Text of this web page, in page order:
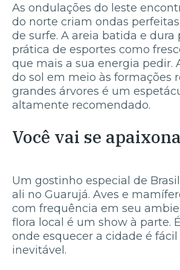
As ondulações do leste
do norte criam ondas
de surfe. A areia batida e dura
prática de esportes como
que mais a sua energia pedir.
do sol em meio às formações
grandes árvores é um
altamente recomendado.
Você vai se
Um gostinho especial de
ali no Guarujá. Aves e
com frequência em seu
flora local é um show à parte.
onde esquecer a cidade é fácil
inevitável.